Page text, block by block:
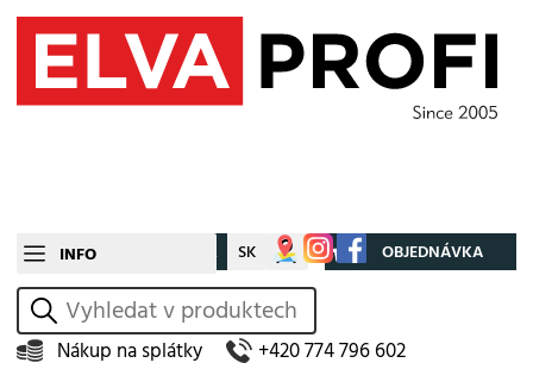
INFO CZ SK Můj účet OBJEDNÁVKA
vyhledat
Nákup na splátky +420 774 796 602